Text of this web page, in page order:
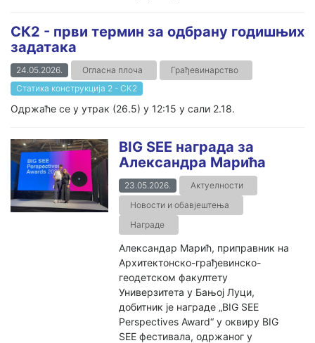
СК2 - први термин за одбрану годишњих
задатака
24.05.2026. Огласна плоча
Грађевинарство
Статика конструкција 2 - СК2
Одржаће се у утрак (26.5) у 12:15 у сали 2.18.
BIG SEE награда за
Александра Марића
23.05.2026.
Актуелности
Новости и обавјештења
Награде
Александар Марић, приправник на
Архитектонско-грађевинско-
геодетском факултету
Универзитета у Бањој Луци,
добитник је награде „BIG SEE
Perspectives Award“ у оквиру BIG
SEE фестивала, одржаног у